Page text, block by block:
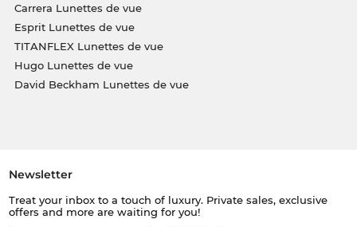
Carrera Lunettes de vue
Esprit Lunettes de vue
TITANFLEX Lunettes de vue
Hugo Lunettes de vue
David Beckham Lunettes de vue
Newsletter
Treat your inbox to a touch of luxury. Private sales, exclusive
offers and more are waiting for you!